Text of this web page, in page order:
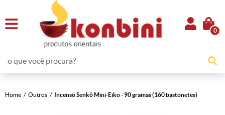
0
Home Outros Incenso Senkô Mini-Eiko - 90 gramas (160 bastonetes)